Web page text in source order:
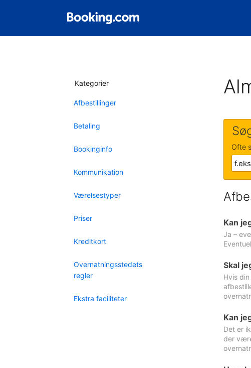
Kategorier
Afbestillinger
Betaling
Bookinginfo
Kommunikation
Værelsestyper
Priser
Kreditkort
Overnatningsstedets
regler
Ekstra faciliteter
Ofte
Kan
Ja –
Skal
Hvis
Kan
Det er
der